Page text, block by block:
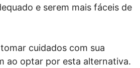
e serem mais fáceis de
cuidados com sua
ao optar por esta alternativa.